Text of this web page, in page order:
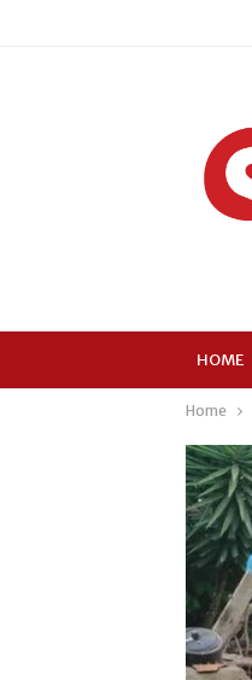
HOME
Home